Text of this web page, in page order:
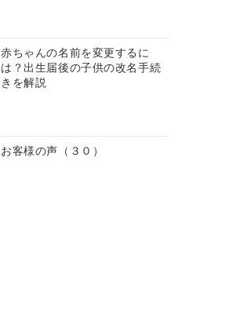
赤ちゃんの名前を変更するに
は？出生届後の子供の改名手続
きを解説
お客様の声（３０）